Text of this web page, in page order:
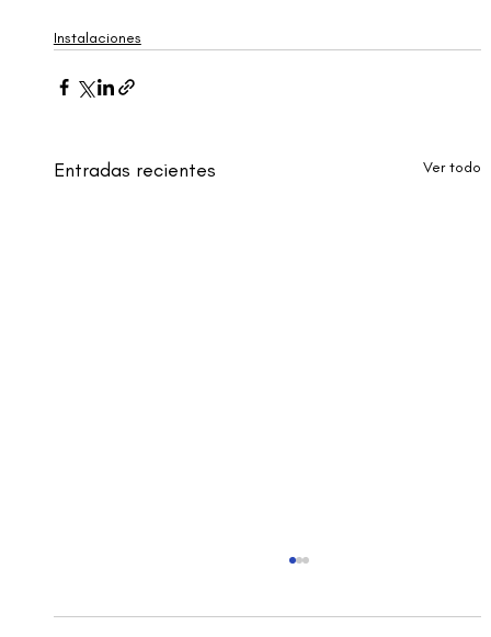
Instalaciones
Entradas recientes Ver todo